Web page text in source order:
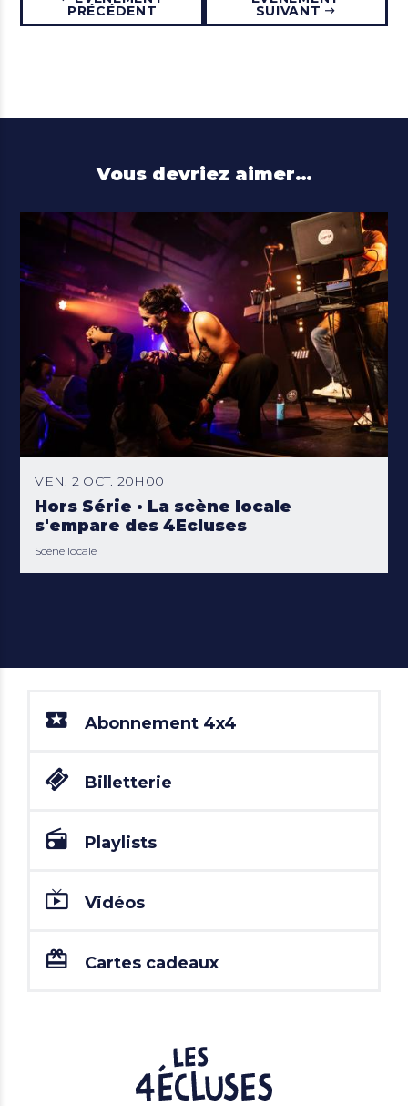
PRÉCÉDENT SUIVANT
Vous devriez aimer…
VEN. 2 OCT. 20H00
Hors Série · La scène locale
s'empare des 4Ecluses
Scène locale
Abonnement 4x4
Billetterie
Playlists
Vidéos
Cartes cadeaux